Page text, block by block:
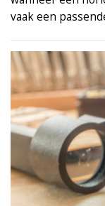
vaak een